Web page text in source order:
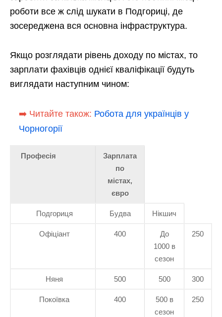
роботи все ж слід шукати в Подгориці, де
зосереджена вся основна інфраструктура.
Якщо розглядати рівень доходу по містах, то
зарплати фахівців однієї кваліфікації будуть
виглядати наступним чином:
➡️ Читайте також: Робота для українців у
Чорногорії
Професія
Зарплата
по
містах,
євро
Подгориця Будва Нікшич
Офіціант 400
До
1000 в
сезон
250
Няня 500 500 300
Покоївка 400
500 в
сезон
250